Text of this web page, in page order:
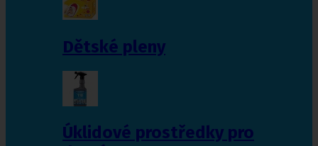
Dětské pleny
Úklidové prostředky pro